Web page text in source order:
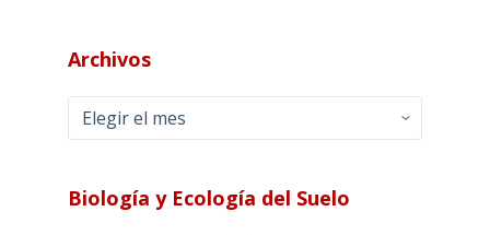
Archivos
Archivos
Biología y Ecología del Suelo